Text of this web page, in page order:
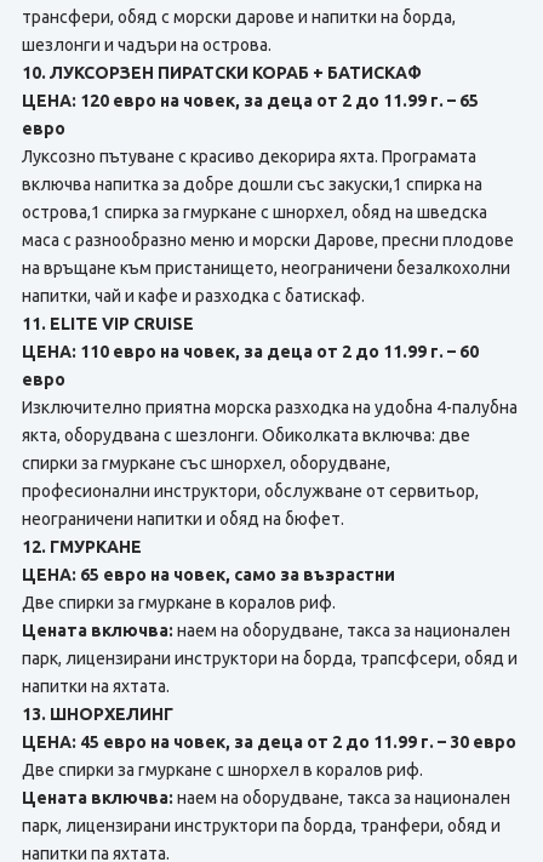
трансфери, обяд с морски дарове и напитки на борда,
шезлонги и чадъри на острова.
10. ЛУКСОРЗЕН ПИРАТСКИ КОРАБ + БАТИСКАФ
ЦЕНА: 120 евро на човек, за деца от 2 до 11.99 г. – 65
евро
Луксозно пътуване с красиво декорира яхта. Програмата
включва напитка за добре дошли със закуски,1 спирка на
острова,1 спирка за гмуркане с шнорхел, обяд на шведска
маса с разнообразно меню и морски Дарове, пресни плодове
на връщане към пристанището, неограничени безалкохолни
напитки, чай и кафе и разходка с батискаф.
11. ELITE VIP CRUISE
ЦЕНА: 110 евро на човек, за деца от 2 до 11.99 г. – 60
евро
Изключително приятна морска разходка на удобна 4-палубна
якта, оборудвана с шезлонги. Обиколката включва: две
спирки за гмуркане със шнорхел, оборудване,
професионални инструктори, обслужване от сервитьор,
неограничени напитки и обяд на бюфет.
12. ГМУРКАНЕ
ЦЕНА: 65 евро на човек, само за възрастни
Две спирки за гмуркане в коралов риф.
Цената включва: наем на оборудване, такса за национален
парк, лицензирани инструктори на борда, трапсфсери, обяд и
напитки на яхтата.
13. ШНОРХЕЛИНГ
ЦЕНА: 45 евро на човек, за деца от 2 до 11.99 г. – 30 евро
Две спирки за гмуркане с шнорхел в коралов риф.
Цената включва: наем на оборудване, такса за национален
парк, лицензирани инструктори па борда, транфери, обяд и
напитки па яхтата.